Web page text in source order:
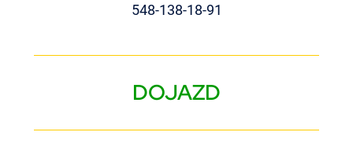
548-138-18-91
DOJAZD